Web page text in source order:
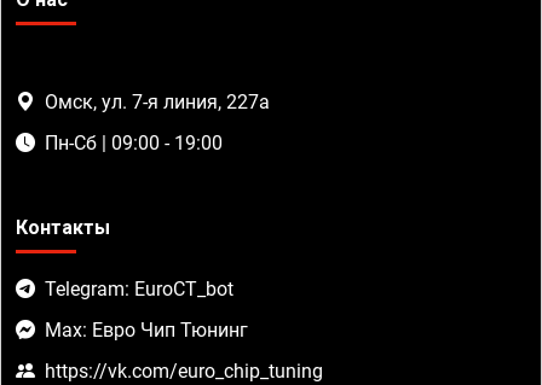
Омск, ул. 7-я линия, 227а
Пн-Сб | 09:00 - 19:00
Контакты
Telegram: EuroCT_bot
Max: Евро Чип Тюнинг
https://vk.com/euro_chip_tuning